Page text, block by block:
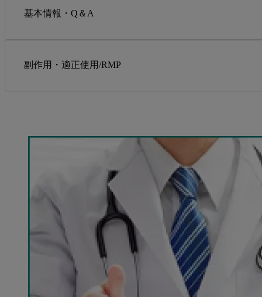
基本情報・Q＆A
副作用・適正使用/RMP